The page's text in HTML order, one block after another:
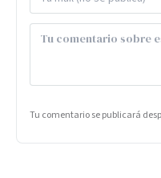
Tu comentario se publicará